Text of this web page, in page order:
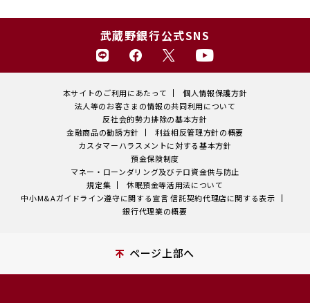
武蔵野銀行公式SNS
本サイトのご利用にあたって
個人情報保護方針
法人等のお客さまの情報の共同利用について
反社会的勢力排除の基本方針
金融商品の勧誘方針
利益相反管理方針の概要
カスタマーハラスメントに対する基本方針
預金保険制度
マネー・ローンダリング及びテロ資金供与防止
規定集
休眠預金等活用法について
中小M&Aガイドライン遵守に関する宣言 信託契約代理店に関する表示
銀行代理業の概要
ページ上部へ